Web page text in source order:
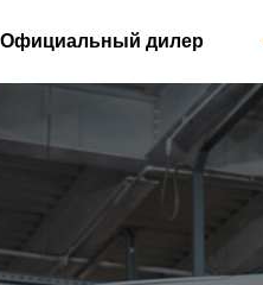
дилер